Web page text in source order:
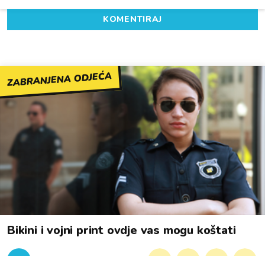
KOMENTIRAJ
ZABRANJENA ODJEĆA
Bikini i vojni print ovdje vas mogu koštati